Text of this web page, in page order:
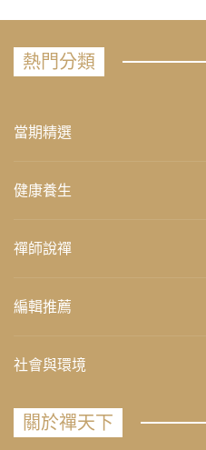
熱門分類
當期精選
健康養生
禪師說禪
編輯推薦
社會與環境
關於禪天下